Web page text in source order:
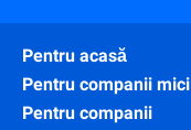
Pentru acasă
Pentru companii mici
Pentru companii